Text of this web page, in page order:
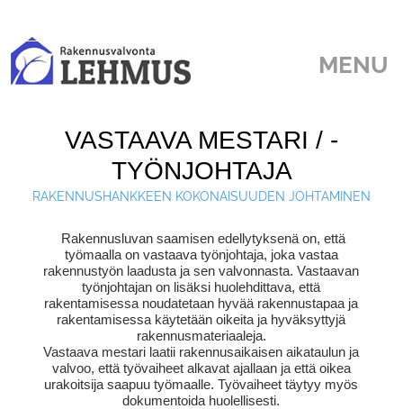
MENU
TYÖMAAVALVONTA
VASTAAVA MESTARI / -
TYÖNJOHTAJA
RAKENNUSURAKOINTI
YHTEYSTIEDOT
VASTAAVA MESTARI / -
TYÖNJOHTAJA
RAKENNUSHANKKEEN KOKONAISUUDEN JOHTAMINEN
Rakennusluvan saamisen edellytyksenä on, että
työmaalla on vastaava työnjohtaja, joka vastaa
rakennustyön laadusta ja sen valvonnasta. Vastaavan
työnjohtajan on lisäksi huolehdittava, että
rakentamisessa noudatetaan hyvää rakennustapaa ja
rakentamisessa käytetään oikeita ja hyväksyttyjä
rakennusmateriaaleja.
Vastaava mestari laatii rakennusaikaisen aikataulun ja
valvoo, että työvaiheet alkavat ajallaan ja että oikea
urakoitsija saapuu työmaalle. Työvaiheet täytyy myös
dokumentoida huolellisesti.